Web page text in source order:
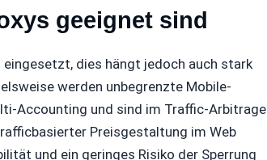
geeignet sind
eingesetzt, dies hängt jedoch auch stark
werden unbegrenzte Mobile-
Accounting und sind im Traffic-Arbitrage
Preisgestaltung im Web
und ein geringes Risiko der Sperrung